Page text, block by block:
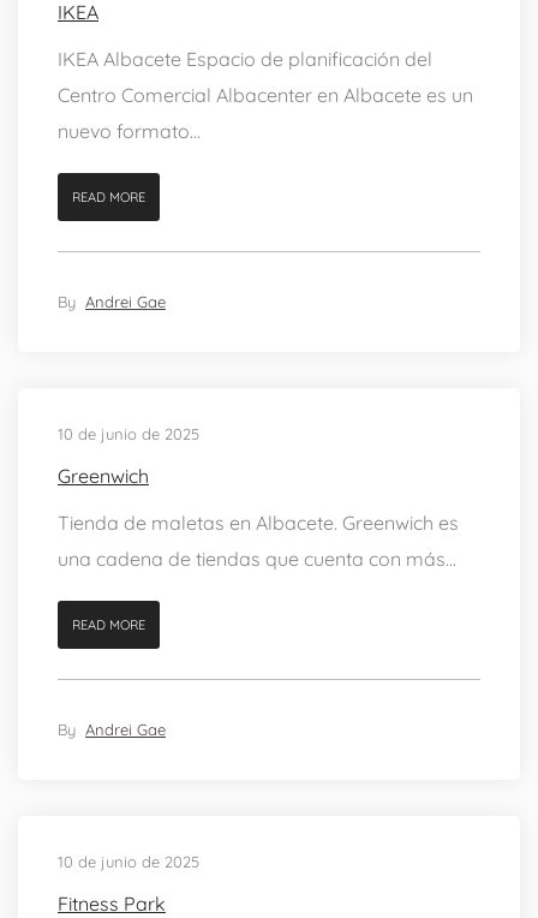
IKEA
IKEA Albacete Espacio de planificación del
Centro Comercial Albacenter en Albacete es un
nuevo formato...
READ MORE
By Andrei Gae
10 de junio de 2025
Greenwich
Tienda de maletas en Albacete. Greenwich es
una cadena de tiendas que cuenta con más...
READ MORE
By Andrei Gae
10 de junio de 2025
Fitness Park